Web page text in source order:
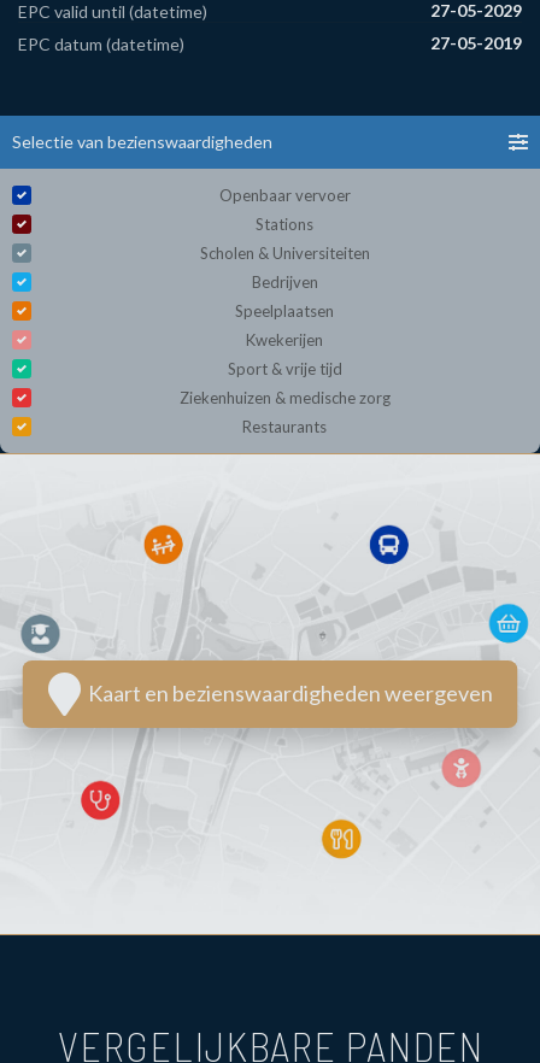
EPC valid until (datetime)
27-05-2029
EPC datum (datetime)
27-05-2019
Selectie van bezienswaardigheden
Openbaar vervoer
Stations
Scholen & Universiteiten
Bedrijven
Speelplaatsen
Kwekerijen
Sport & vrije tijd
Ziekenhuizen & medische zorg
Restaurants
Kaart en bezienswaardigheden weergeven
VERGELIJKBARE PANDEN